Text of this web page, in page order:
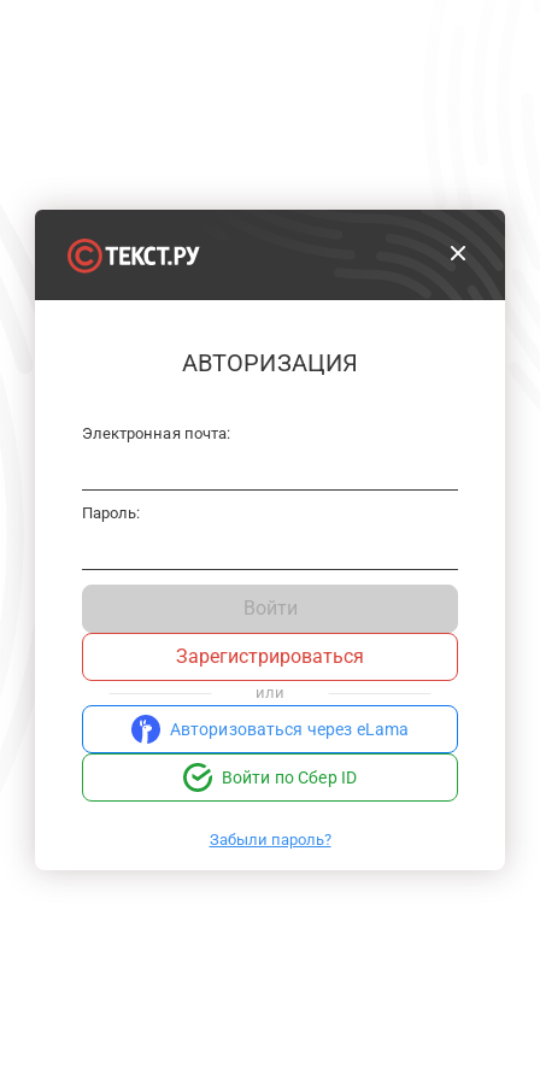
АВТОРИЗАЦИЯ
Электронная почта:
Пароль:
Войти
Зарегистрироваться
или
Авторизоваться через eLama
Войти по Сбер ID
Забыли пароль?